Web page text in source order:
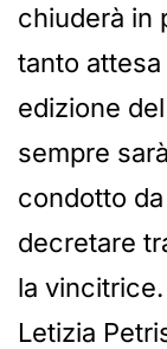
chiuderà in
tanto
edizione del
sempre
condotto
decretare
la vincitrice.
Letizia